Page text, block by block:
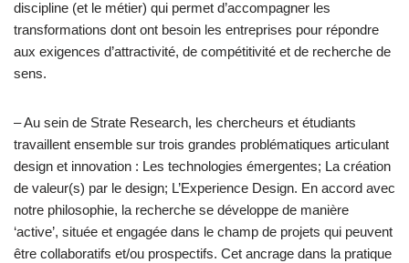
discipline (et le métier) qui permet d’accompagner les
transformations dont ont besoin les entreprises pour répondre
aux exigences d’attractivité, de compétitivité et de recherche de
sens.
– Au sein de Strate Research, les chercheurs et étudiants
travaillent ensemble sur trois grandes problématiques articulant
design et innovation : Les technologies émergentes; La création
de valeur(s) par le design; L’Experience Design. En accord avec
notre philosophie, la recherche se développe de manière
‘active’, située et engagée dans le champ de projets qui peuvent
être collaboratifs et/ou prospectifs. Cet ancrage dans la pratique